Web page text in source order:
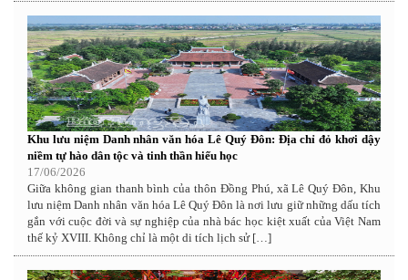
Khu lưu niệm Danh nhân văn hóa Lê Quý Đôn: Địa chỉ đỏ khơi dậy
niềm tự hào dân tộc và tinh thần hiếu học
17/06/2026
Giữa không gian thanh bình của thôn Đồng Phú, xã Lê Quý Đôn, Khu
lưu niệm Danh nhân văn hóa Lê Quý Đôn là nơi lưu giữ những dấu tích
gắn với cuộc đời và sự nghiệp của nhà bác học kiệt xuất của Việt Nam
thế kỷ XVIII. Không chỉ là một di tích lịch sử […]